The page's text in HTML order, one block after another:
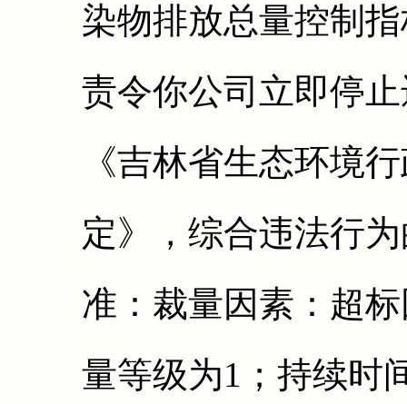
染物排放总量控制
责令你公司立即停
《吉林省生态环境
定》，综合违法行
准：裁量因素：超
量等级为1；持续时